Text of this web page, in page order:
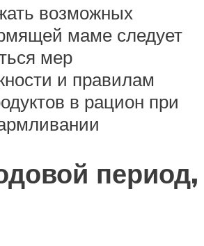
возможных
маме следует
мер
и правилам
в рацион при
период,